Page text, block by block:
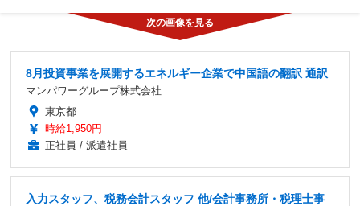
8月投資事業を展開するエネルギー企業で中国語の翻訳 通訳
マンパワーグループ株式会社
東京都
時給1,950円
正社員 / 派遣社員
入力スタッフ、税務会計スタッフ 他/会計事務所・税理士事